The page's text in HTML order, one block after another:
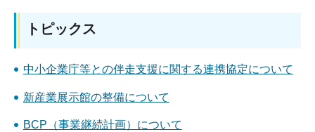
トピックス
中小企業庁等との伴走支援に関する連携協定について
新産業展示館の整備について
BCP（事業継続計画）について